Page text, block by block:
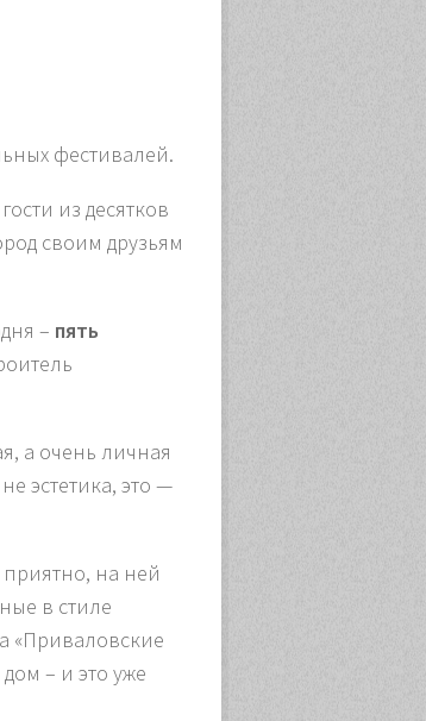
фестивалей.
из десятков
своим друзьям
– пять
а очень личная
эстетика, это —
на ней
в стиле
«Приваловские
– и это уже